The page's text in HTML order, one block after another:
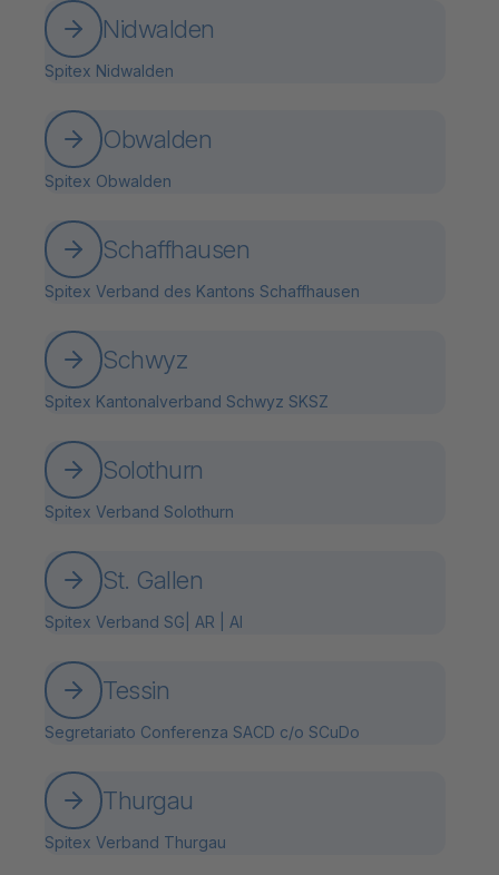
Nidwalden
Spitex Nidwalden
Obwalden
Spitex Obwalden
Schaffhausen
Spitex Verband des Kantons Schaffhausen
Schwyz
Spitex Kantonalverband Schwyz SKSZ
Solothurn
Spitex Verband Solothurn
St. Gallen
Spitex Verband SG| AR | AI
Tessin
Segretariato Conferenza SACD c/o SCuDo
Thurgau
Spitex Verband Thurgau